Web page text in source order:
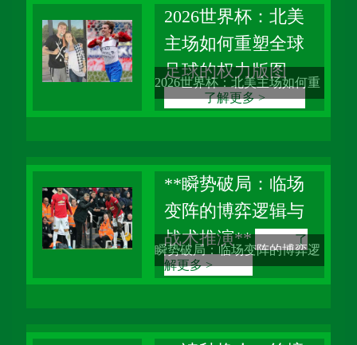
我见过太多球场上的悲欢离
合，也见证过无数球迷的狂热
与失落。但最近这则“3.6万门
票收割信仰”的消息，还是让
2026世界杯：北美
主场如何重塑全球
足球的权力版图
2026世界杯：北美主场如何重
塑全球足球的权力版图 当我站
杯的历史犹如一幅波澜壮阔的
画卷。从1930年乌拉圭的首次
亮相，到卡塔尔沙漠中的绿洲
奇迹，这项赛事始终是全球足
了解更多 >
**瞬势破局：临场
变阵的博弈逻辑与
战术推演**
瞬势破局：临场变阵的博弈逻
辑与战术推演 三十年，我坐在
了
解更多 >